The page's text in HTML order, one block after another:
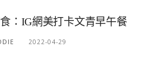
：IG網美打卡文青早午餐
2022-04-29